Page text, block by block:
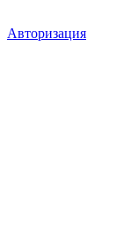
Авторизация